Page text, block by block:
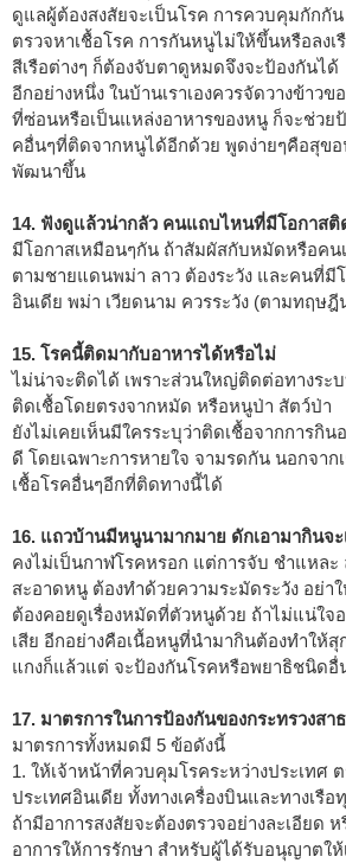
ดูแลผู้ต้องสงสัยจะเป็นโรค การควบคุมกักกั
ตรวจหาเชื้อโรค การกันหนูไม่ให้ขึ้นหรือลงเ
สีเรือต่างๆ ก็ต้องจับตาดูหมดจึงจะป้องกันได้
อีกอย่างหนึ่ง ในบ้านเราเองควรจัดวางข้าวข
ที่ซ่อนหรือเป็นแหล่งอาหารของหนู ก็จะช่วย
คอื่นๆที่ติดจากหนูได้อีกด้วย พูดง่ายๆคือสุขอ
พัฒนาขึ้น
14. ฟังดูแล้วน่ากลัว คนแถบไหนที่มีโอกาสติ
มีโอกาสเหมือนๆกัน ถ้าสัมผัสกับหมัดหรือคน
ตามชายแดนพม่า ลาว ต้องระวัง และคนที่มี
อินเดีย พม่า เวียดนาม ควรระวัง (ตามทฤษฎี
15. โรคนี้ติดมากับอาหารได้หรือไม่
ไม่น่าจะติดได้ เพราะส่วนใหญ่ติดต่อทางระ
ติดเชื้อโดยตรงจากหมัด หรือหนูป่า สัตว์ป่า
ยังไม่เคยเห็นมีใครระบุว่าติดเชื้อจากการกิน
ดี โดยเฉพาะการหายใจ จามรดกัน นอกจาก
เชื้อโรคอื่นๆอีกที่ติดทางนี้ได้
16. แถวบ้านมีหนูนามากมาย ดักเอามากินจ
คงไม่เป็นกาฬโรคหรอก แต่การจับ ชำแหละ
สะอาดหนู ต้องทำด้วยความระมัดระวัง อย่
ต้องคอยดูเรื่องหมัดที่ตัวหนูด้วย ถ้าไม่แน่ใจ
เสีย อีกอย่างคือเนื้อหนูที่นำมากินต้องทำให้สุ
แกงก็แล้วแต่ จะป้องกันโรคหรือพยาธิชนิดอื่
17. มาตรการในการป้องกันของกระทรวงส
มาตรการทั้งหมดมี 5 ข้อดังนี้
1. ให้เจ้าหน้าที่ควบคุมโรคระหว่างประเทศ
ประเทศอินเดีย ทั้งทางเครื่องบินและทางเรื
ถ้ามีอาการสงสัยจะต้องตรวจอย่างละเอียด ห
อาการให้การรักษา สำหรับผู้ได้รับอนุญาตให้